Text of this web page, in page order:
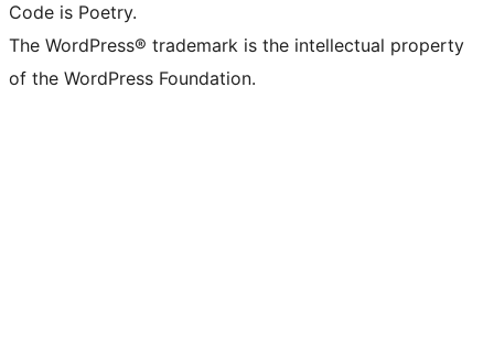
Code is Poetry.
The WordPress® trademark is the intellectual property
of the WordPress Foundation.